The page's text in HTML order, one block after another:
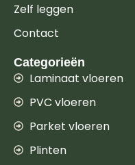
Zelf leggen
Contact
Categorieën
Laminaat vloeren
PVC vloeren
Parket vloeren
Plinten